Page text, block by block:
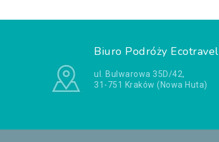
Biuro Podróży Ecotravel
ul. Bulwarowa 35D/42,
31-751 Kraków (Nowa Huta)